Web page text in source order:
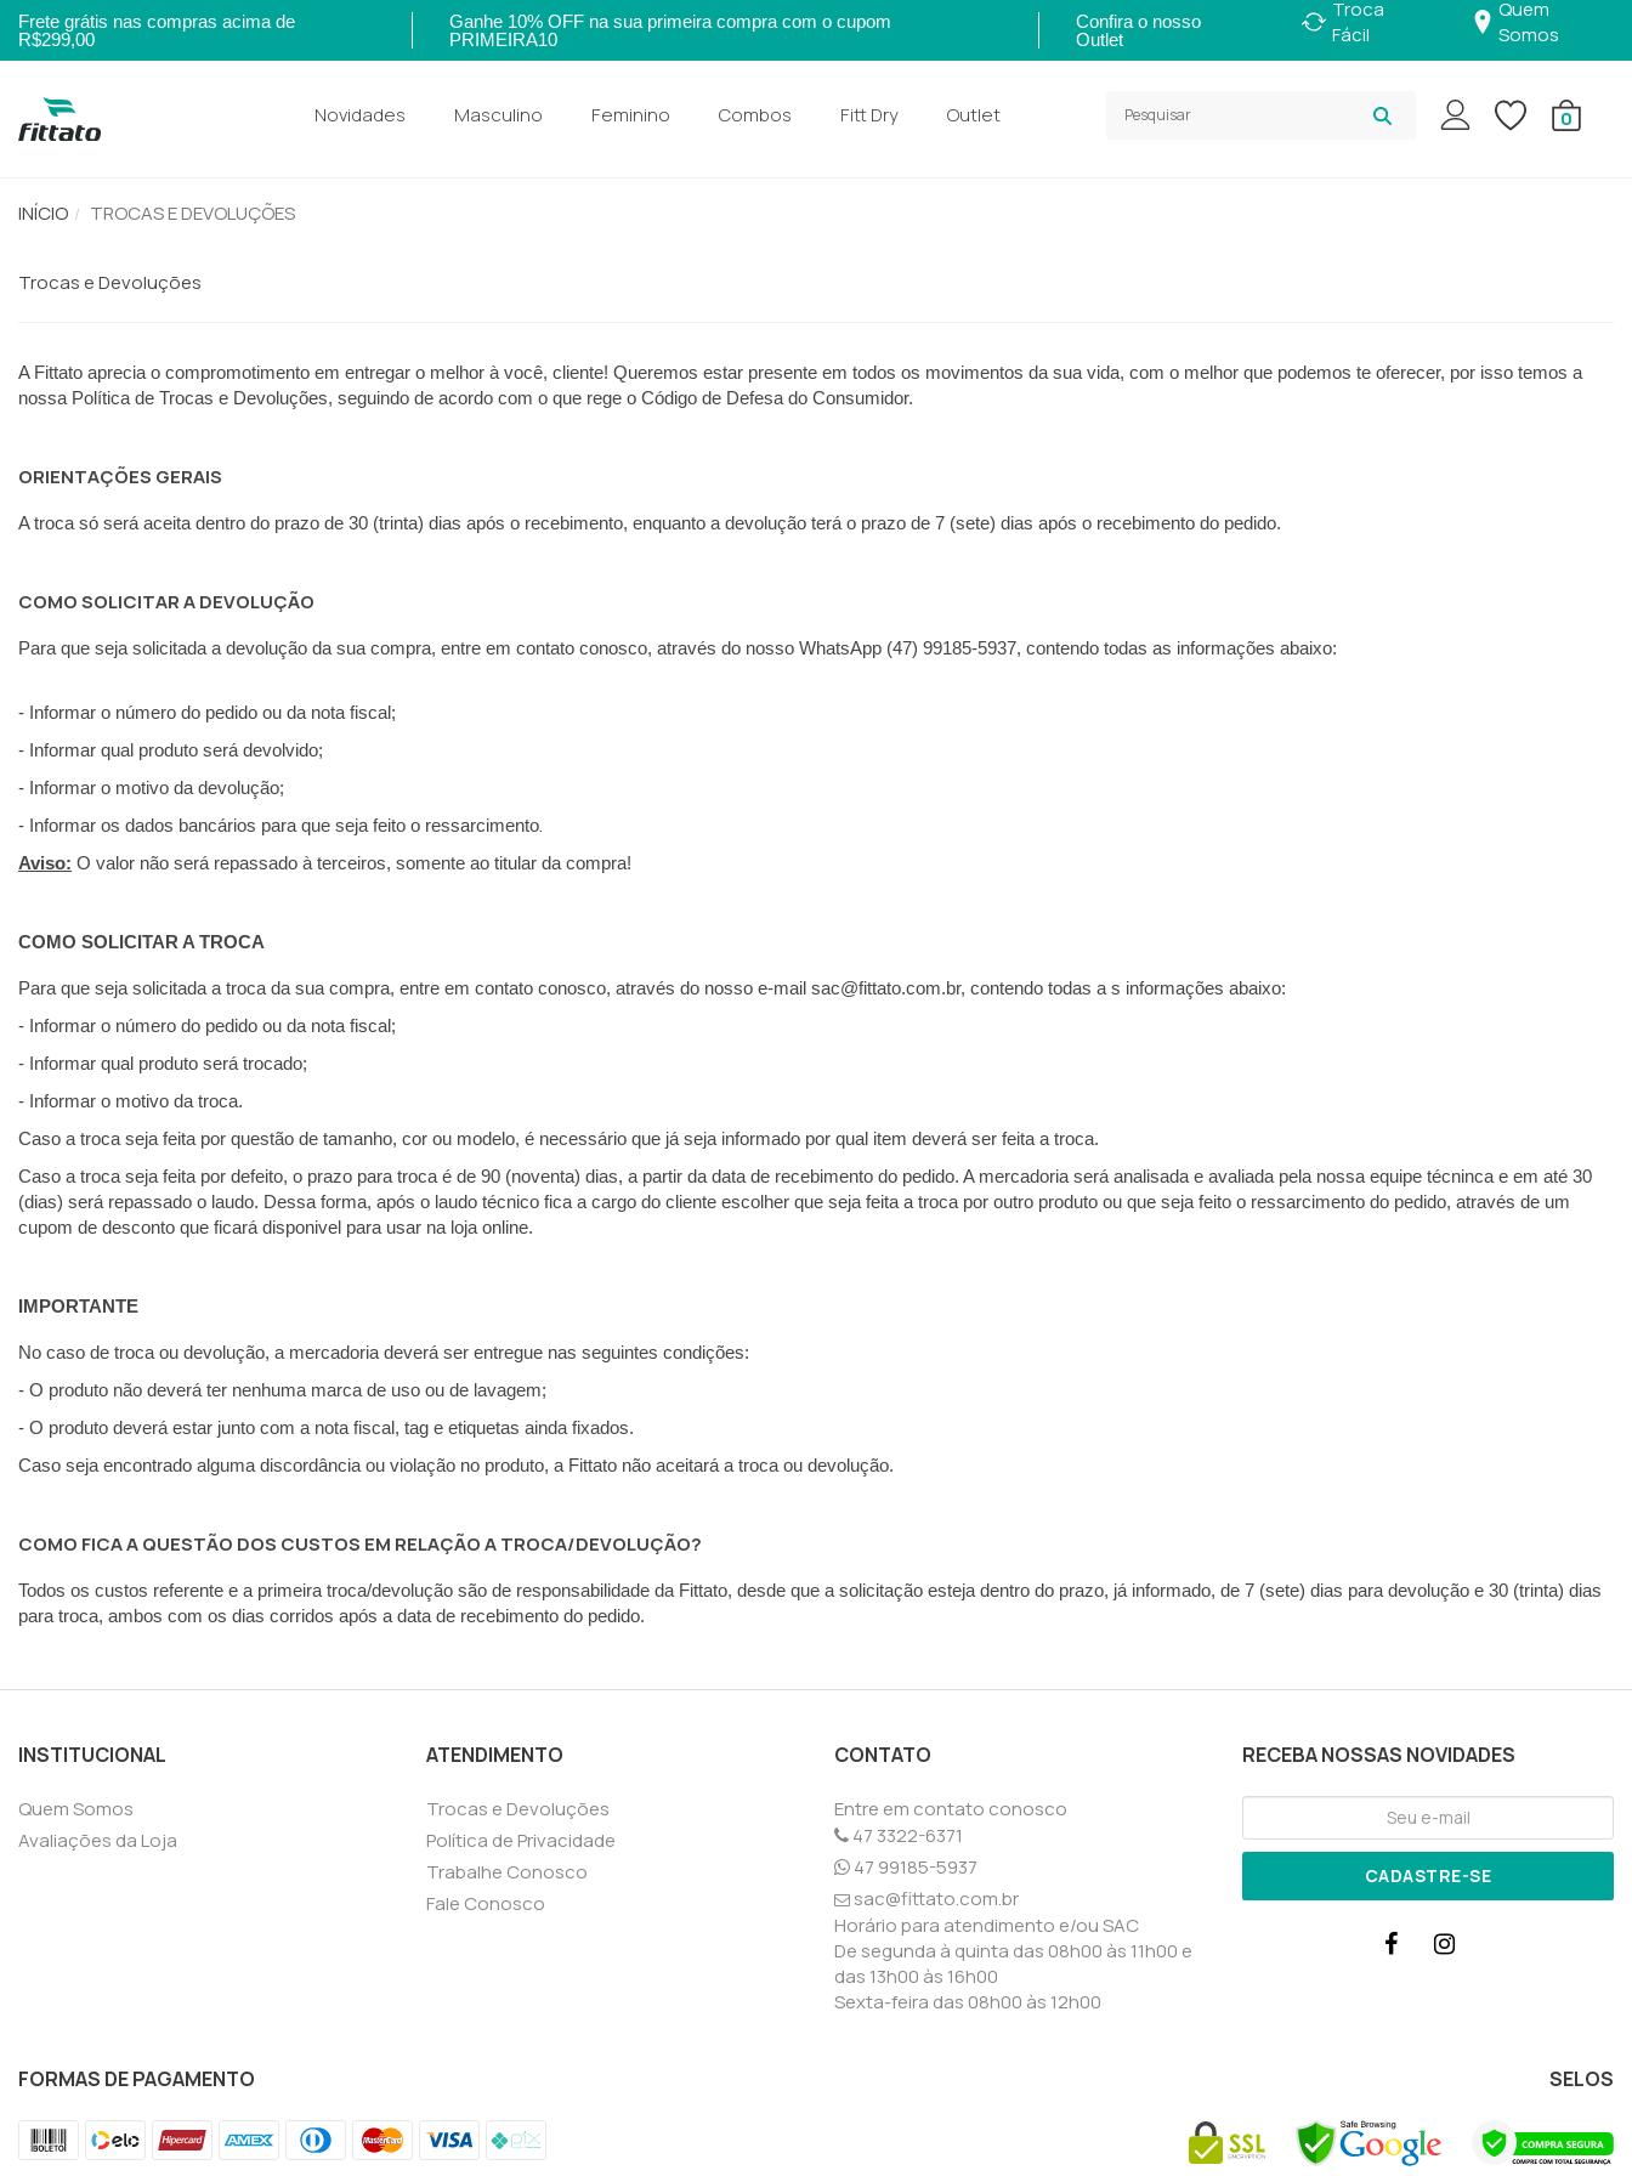
Frete grátis nas compras acima de
R$299,00
Ganhe 10% OFF na sua primeira compra com o cupom
PRIMEIRA10
Confira o nosso
Outlet
Troca
Fácil
Quem
Somos
Novidades Masculino Feminino Combos Fitt Dry Outlet 0
INÍCIO TROCAS E DEVOLUÇÕES
Trocas e Devoluções
A Fittato aprecia o compromotimento em entregar o melhor à você, cliente! Queremos estar presente em todos os movimentos da sua vida, com o melhor que podemos te oferecer, por isso temos a
nossa Política de Trocas e Devoluções, seguindo de acordo com o que rege o Código de Defesa do Consumidor.
ORIENTAÇÕES GERAIS
A troca só será aceita dentro do prazo de 30 (trinta) dias após o recebimento, enquanto a devolução terá o prazo de 7 (sete) dias após o recebimento do pedido.
COMO SOLICITAR A DEVOLUÇÃO
Para que seja solicitada a devolução da sua compra, entre em contato conosco, através do nosso WhatsApp (47) 99185-5937, contendo todas as informações abaixo:
- Informar o número do pedido ou da nota fiscal;
- Informar qual produto será devolvido;
- Informar o motivo da devolução;
- Informar os dados bancários para que seja feito o ressarcimento.
Aviso: O valor não será repassado à terceiros, somente ao titular da compra!
COMO SOLICITAR A TROCA
Para que seja solicitada a troca da sua compra, entre em contato conosco, através do nosso e-mail sac@fittato.com.br, contendo todas a s informações abaixo:
- Informar o número do pedido ou da nota fiscal;
- Informar qual produto será trocado;
- Informar o motivo da troca.
Caso a troca seja feita por questão de tamanho, cor ou modelo, é necessário que já seja informado por qual item deverá ser feita a troca.
Caso a troca seja feita por defeito, o prazo para troca é de 90 (noventa) dias, a partir da data de recebimento do pedido. A mercadoria será analisada e avaliada pela nossa equipe técninca e em até 30
(dias) será repassado o laudo. Dessa forma, após o laudo técnico fica a cargo do cliente escolher que seja feita a troca por outro produto ou que seja feito o ressarcimento do pedido, através de um
cupom de desconto que ficará disponivel para usar na loja online.
IMPORTANTE
No caso de troca ou devolução, a mercadoria deverá ser entregue nas seguintes condições:
- O produto não deverá ter nenhuma marca de uso ou de lavagem;
- O produto deverá estar junto com a nota fiscal, tag e etiquetas ainda fixados.
Caso seja encontrado alguma discordância ou violação no produto, a Fittato não aceitará a troca ou devolução.
COMO FICA A QUESTÃO DOS CUSTOS EM RELAÇÃO A TROCA/DEVOLUÇÃO?
Todos os custos referente e a primeira troca/devolução são de responsabilidade da Fittato, desde que a solicitação esteja dentro do prazo, já informado, de 7 (sete) dias para devolução e 30 (trinta) dias
para troca, ambos com os dias corridos após a data de recebimento do pedido.
INSTITUCIONAL
Quem Somos
Avaliações da Loja
ATENDIMENTO
Trocas e Devoluções
Política de Privacidade
Trabalhe Conosco
Fale Conosco
CONTATO
Entre em contato conosco
47 3322-6371
47 99185-5937
sac@fittato.com.br
Horário para atendimento e/ou SAC
De segunda à quinta das 08h00 às 11h00 e
das 13h00 às 16h00
Sexta-feira das 08h00 às 12h00
RECEBA NOSSAS NOVIDADES
CADASTRE-SE
FORMAS DE PAGAMENTO SELOS